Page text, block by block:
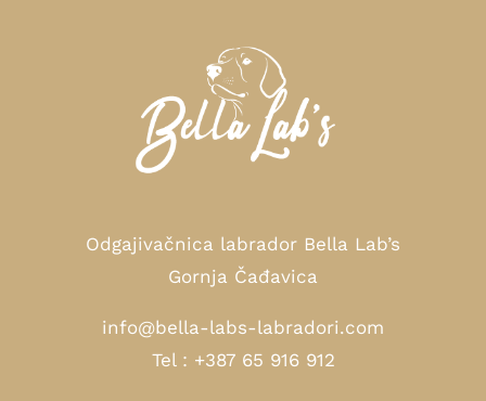
Odgajivačnica labrador Bella Lab’s
Gornja Čađavica
info@bella-labs-labradori.com
Tel : +387 65 916 912